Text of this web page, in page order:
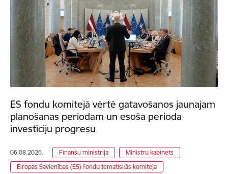
ES fondu komitejā vērtē gatavošanos jaunajam
plānošanas periodam un esošā perioda
investīciju progresu
06.08.2026. Finanšu ministrija
Ministru kabinets
Eiropas Savienības (ES) fondu tematiskās komiteja